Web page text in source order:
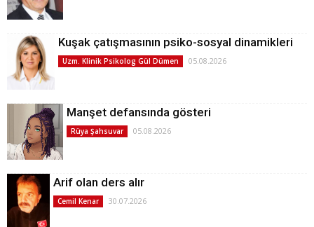
Kuşak çatışmasının psiko-sosyal dinamikleri
Uzm. Klinik Psikolog Gül Dümen 05.08.2026
Manşet defansında gösteri
Rüya Şahsuvar 05.08.2026
Arif olan ders alır
Cemil Kenar 30.07.2026